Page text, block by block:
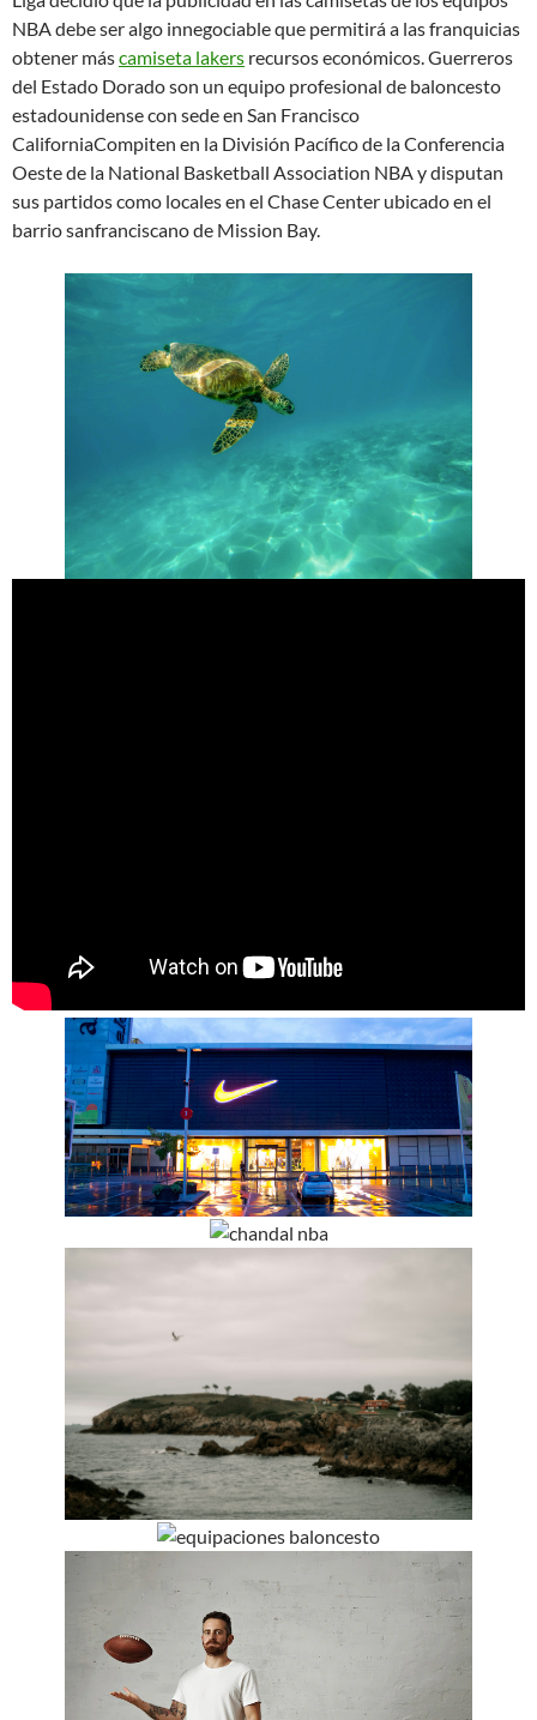
NBA debe ser algo innegociable que permitirá a las franquicias
obtener máscamiseta lakers recursos económicos. Guerreros
del Estado Dorado son un equipo profesional de baloncesto
estadounidense con sede en San Francisco
CaliforniaCompiten en la División Pacífico de la Conferencia
Oeste de la National Basketball Association NBA y disputan
sus partidos como locales en el Chase Center ubicado en el
barrio sanfranciscano de Mission Bay.